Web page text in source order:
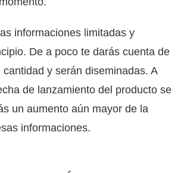
informaciones limitadas y
De a poco te darás cuenta de
y serán diseminadas. A
de lanzamiento del producto se
un aumento aún mayor de la
informaciones.